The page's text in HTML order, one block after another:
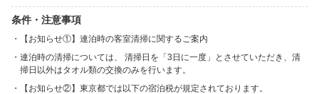
条件・注意事項
【お知らせ①】連泊時の客室清掃に関するご案内
連泊時の清掃については、 清掃日を「3日に一度」とさせていただき、清
掃日以外はタオル類の交換のみを行います。
【お知らせ②】東京都では以下の宿泊税が規定されております。